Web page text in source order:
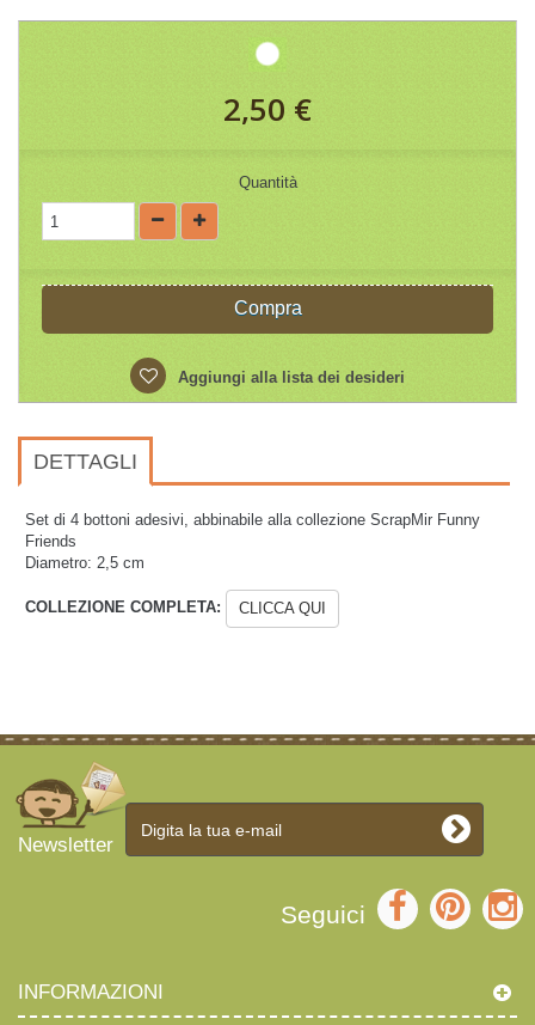
2,50 €
Quantità
Compra
Aggiungi alla lista dei desideri
DETTAGLI
Set di 4 bottoni adesivi, abbinabile alla collezione ScrapMir Funny
Friends
Diametro: 2,5 cm
COLLEZIONE COMPLETA: CLICCA QUI
Newsletter
Seguici
INFORMAZIONI